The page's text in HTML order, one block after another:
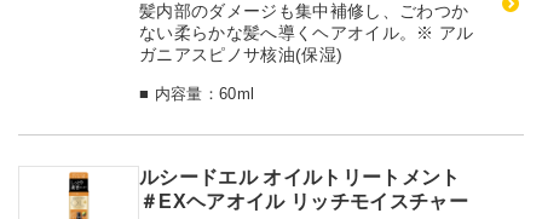
髪内部のダメージも集中補修し、ごわつか
ない柔らかな髪へ導くヘアオイル。※ アル
ガニアスピノサ核油(保湿)
■ 内容量：60ml
ルシードエル オイルトリートメント
＃EXヘアオイル リッチモイスチャー